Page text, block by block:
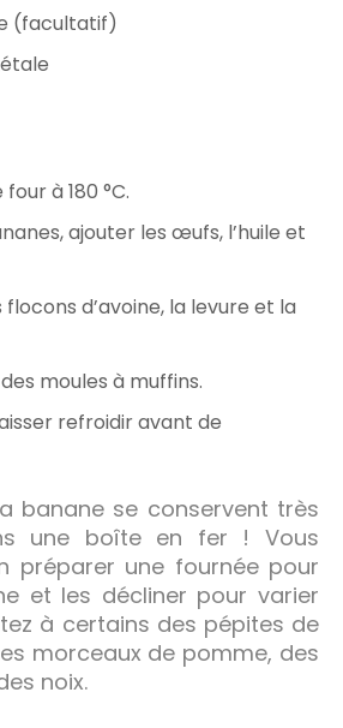
(facultatif)
à 180 °C.
ajouter les œufs, l’huile et
d’avoine, la levure et la
moules à muffins.
refroidir avant de
banane se conservent très
une boîte en fer ! Vous
préparer une fournée pour
et les décliner pour varier
à certains des pépites de
morceaux de pomme, des
noix.